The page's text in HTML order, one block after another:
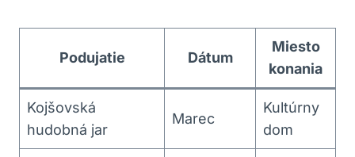
Podujatie Dátum
Miesto
konania
Kojšovská
hudobná jar
Marec
Kultúrny
dom